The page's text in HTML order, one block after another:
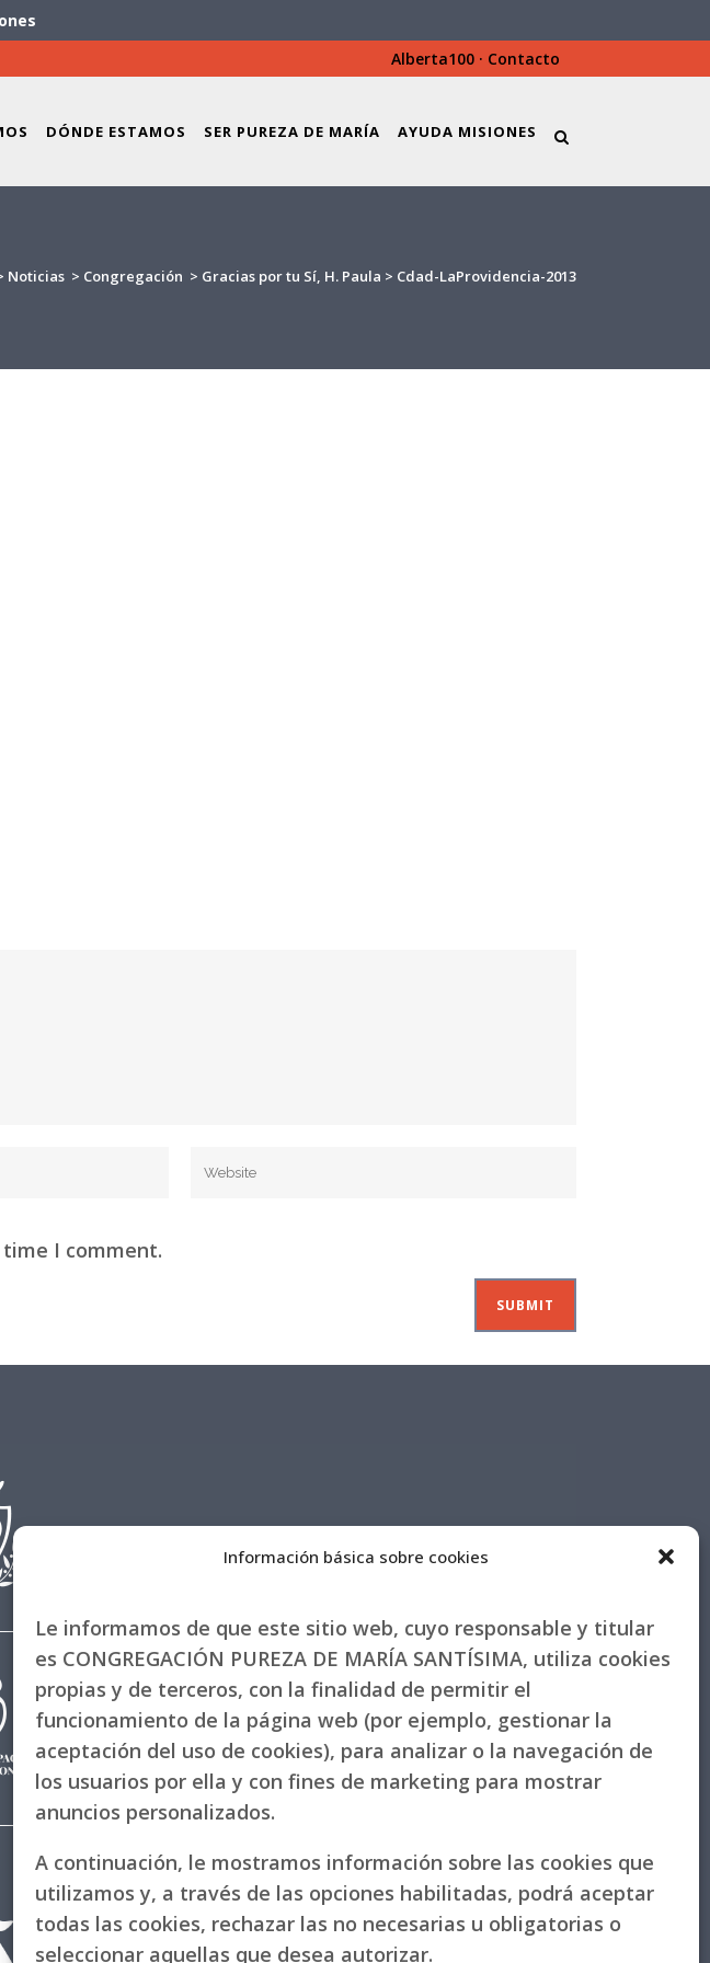
Información básica sobre cookies
Le informamos de que este sitio web, cuyo responsable y titular
es CONGREGACIÓN PUREZA DE MARÍA SANTÍSIMA, utiliza cookies
propias y de terceros, con la finalidad de permitir el
funcionamiento de la página web (por ejemplo, gestionar la
aceptación del uso de cookies), para analizar o la navegación de
los usuarios por ella y con fines de marketing para mostrar
anuncios personalizados.
A continuación, le mostramos información sobre las cookies que
utilizamos y, a través de las opciones habilitadas, podrá aceptar
todas las cookies, rechazar las no necesarias u obligatorias o
seleccionar aquellas que desea autorizar.
Alberta100 · Contacto
DÓNDE ESTAMOS SER PUREZA DE MARÍA AYUDA MISIONES
Noticias > Congregación > Gracias por tu Sí, H. Paula > Cdad-LaProvidencia-2013
I comment.